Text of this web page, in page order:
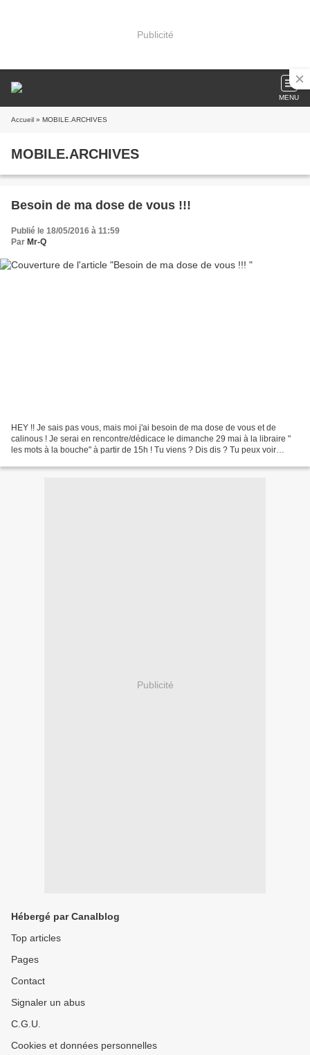
Publicité
MENU
Accueil » MOBILE.ARCHIVES
MOBILE.ARCHIVES
Besoin de ma dose de vous !!!
Publié le 18/05/2016 à 11:59
Par Mr-Q
HEY !! Je sais pas vous, mais moi j'ai besoin de ma dose de vous et de
calinous ! Je serai en rencontre/dédicace le dimanche 29 mai à la libraire "
les mots à la bouche" à partir de 15h ! Tu viens ? Dis dis ? Tu peux voir
Publicité
Hébergé par Canalblog
Top articles
Pages
Contact
Signaler un abus
C.G.U.
Cookies et données personnelles